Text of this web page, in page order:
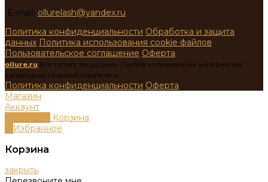
E-mail: ollurelash@yandex.ru
Политика конфиденциальности Обработка и защита
данных Политика использования cookie файлов
Пользовательское соглашение Оферта
ollure.ru Все права защищены. Любое копирование материалов
запрещено правообладателем.
Политика конфиденциальности Оферта
Магазин
Аккаунт
Корзина
Избранное
Корзина
закрыть